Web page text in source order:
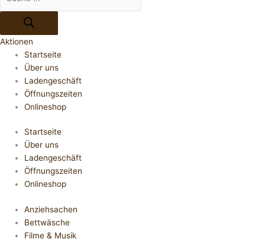
Aktionen
Startseite
Über uns
Ladengeschäft
Öffnungszeiten
Onlineshop
Startseite
Über uns
Ladengeschäft
Öffnungszeiten
Onlineshop
Anziehsachen
Bettwäsche
Filme & Musik